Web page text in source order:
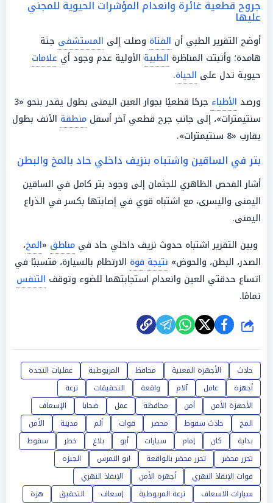
جروح قطعية غائرة وانعدام المؤشرات الحيوية للمجني
عليها
أوضح التقرير الطبي أن الفتاة وصلت إلى المستشفى جثة
هامدة؛ وأثبتت المناظرة الطبية الأولية عدم وجود أي علامات
حيوية تدل على الحياة.
ورصد الأطباء
جرحًا قطعيًا بجوار العين اليمنى بطول يقدر بنحو «3
سنتيمترات»، إلى جانب جرح قطعي آخر أسفل منطقة الأنف بطول
يقارب «8 سنتيمترات».
بتر في الساقين واشتباه بنزيف داخلي حاد بالمخ والبطن
أشار الفحص الظاهري للجثمان إلى وجود بتر كامل في الساقين
اليمنى واليسرى، مع اشتباه قوي في إصابتها بكسر في الذراع
اليمنى.
وبين التقرير اشتباه حدوث نزيف داخلي حاد في مناطق «المخ،
الصدر، البطن، والحوض» نتيجة قوة الارتطام بالسيارة، متسببًا في
اتساع حدقتي العين وانعدام استجابتهما للضوء وتوقف التنفس
تمامًا.
شارك
حادث الأجهزة المعنية محافظ المريوطية
عمليات النجدة
أجهزة
عامل آلام واقعة التحقيقات
ترعة
الأجهزة الأمن
أمن محافظة عمل ضحايا
الإسعاف
المخ
حادث سقوط محضر قوات ألم مدينة
الأمن
بداية
كان إمام سيارات أبو بلاغ خطر
سقوط
تحرر محضر
تحرر محضر بالواقعة ابو النمرس
الجيزه
قوات الإنقاذ النهري
أجهزة الأمن
الإنقاذ النهري
سيارات الاسعاف
ترعة المريوطية إسعاف التحقيق
هزة